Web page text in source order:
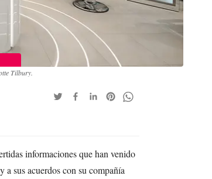
Tilbury.
informaciones que han venido
a sus acuerdos con su compañía